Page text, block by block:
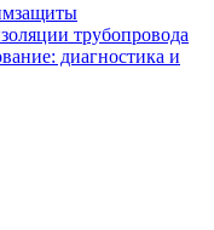
трубопровода
диагностика и